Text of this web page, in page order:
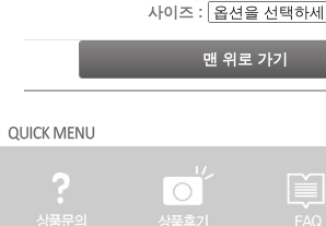
사이즈 :
맨 위로